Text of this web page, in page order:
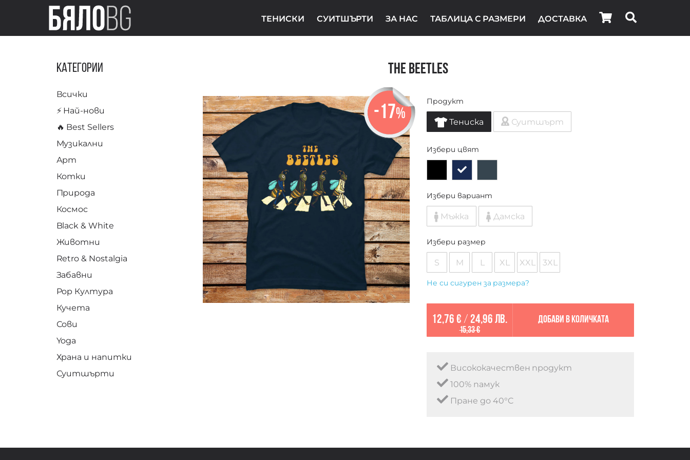
ТЕНИСКИ СУИТШЪРТИ ЗА НАС ТАБЛИЦА С РАЗМЕРИ ДОСТАВКА
Категории
Всички
⚡️ Най-нови
🔥 Best Sellers
Музикални
Арт
Котки
Природа
Космос
Black & White
Животни
Retro & Nostalgia
Забавни
Pop Култура
Кучета
Сови
Yoga
Храна и напитки
Суитшърти
The BEETLES
-17%
Продукт
Тениска Суитшърт
Избери цвят
Избери вариант
Мъжка Дамска
Избери размер
S M L XL XXL 3XL
Не си сигурен за размера?
12,76 € / 24,96 лв.
15,33 €
Добави в количката
Висококачествен продукт
100% памук
Пране до 40°C